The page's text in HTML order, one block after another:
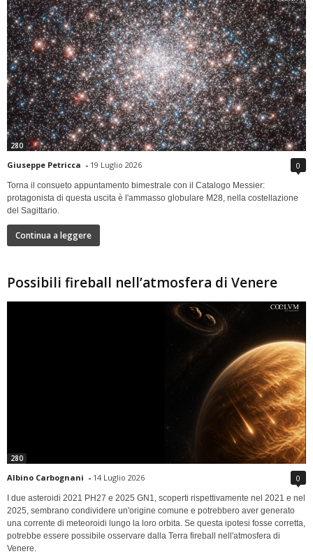
280
Giuseppe Petricca - 19 Luglio 2026 0
Torna il consueto appuntamento bimestrale con il Catalogo Messier:
protagonista di questa uscita è l'ammasso globulare M28, nella costellazione
del Sagittario.
Continua a leggere
Possibili fireball nell’atmosfera di Venere
280
Albino Carbognani - 14 Luglio 2026 0
I due asteroidi 2021 PH27 e 2025 GN1, scoperti rispettivamente nel 2021 e nel
2025, sembrano condividere un'origine comune e potrebbero aver generato
una corrente di meteoroidi lungo la loro orbita. Se questa ipotesi fosse corretta,
potrebbe essere possibile osservare dalla Terra fireball nell'atmosfera di
Venere.